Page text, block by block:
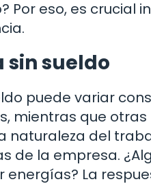
Por eso, es crucial
sin sueldo
puede variar
mientras que
naturaleza del
de la empresa.
La